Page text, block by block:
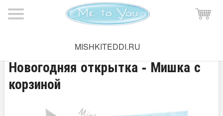
MISHKITEDDI.RU
Новогодняя открытка - Мишка с
корзиной